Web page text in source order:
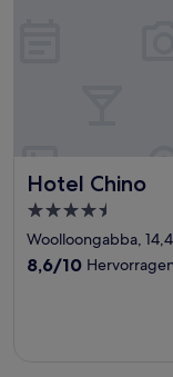
Hotel Chino
Hotel Chino
4.5-
Sterne-
Unterkunft
Woolloongabba,
8.6
8,6/10